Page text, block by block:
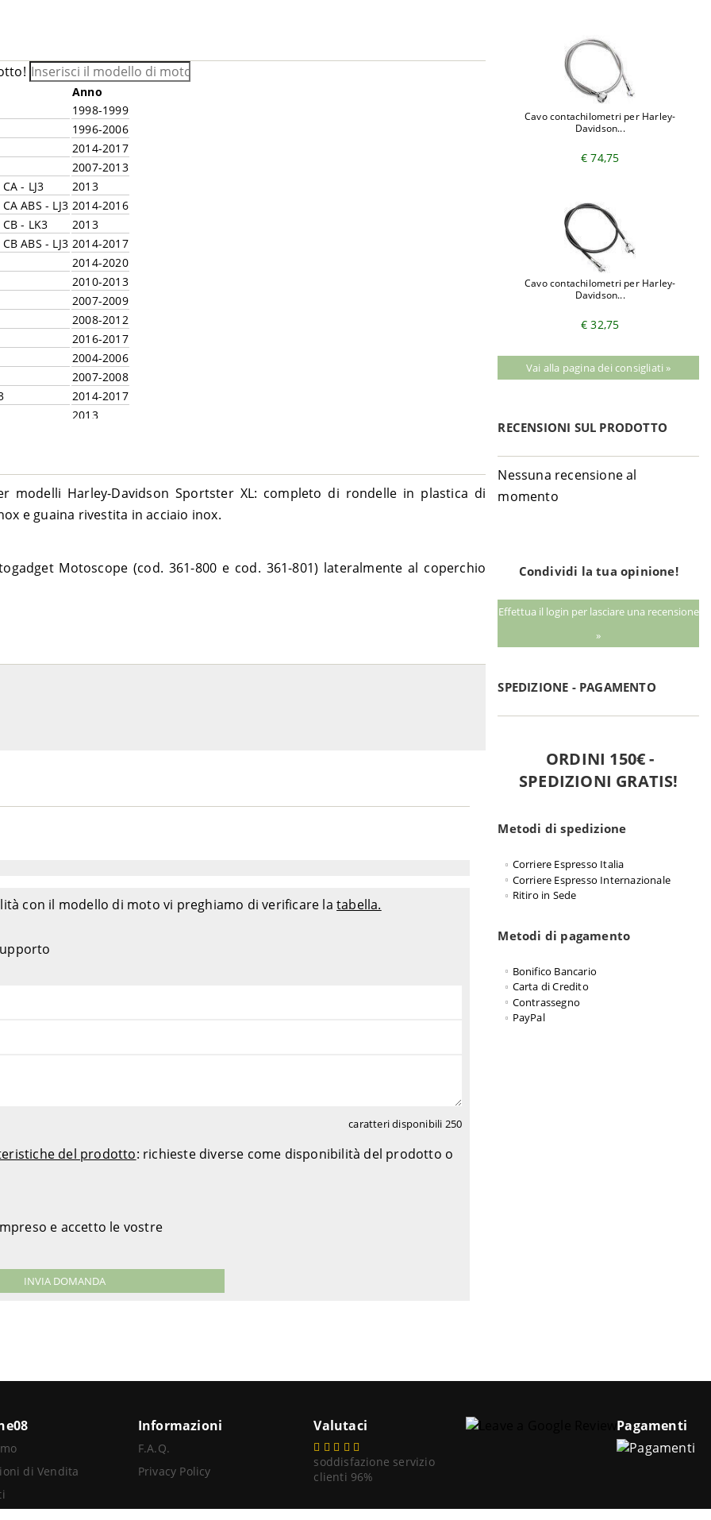
Anno
1998-1999
1996-2006
2014-2017
2007-2013
- LJ3
2013
ABS - LJ3 2014-2016
- LK3
2013
ABS - LJ3 2014-2017
2014-2020
2010-2013
2007-2009
2008-2012
2016-2017
2004-2006
2007-2008
2014-2017
2013
1998-2004
2004-2006
2007-2009
2009-2013
2007-2013
modelli Harley-Davidson Sportster XL: completo di rondelle in plastica di
e guaina rivestita in acciaio inox.
Motoscope (cod. 361-800 e cod. 361-801) lateralmente al coperchio
con il modello di moto vi preghiamo di verificare latabella.
caratteri disponibili 250
del prodotto: richieste diverse come disponibilità del prodotto o
e accetto le vostre
Cavo contachilometri per Harley-
Davidson...
€ 74,75
Cavo contachilometri per Harley-
Davidson...
€ 32,75
Vai alla pagina dei consigliati »
RECENSIONI SUL PRODOTTO
Nessuna recensione al
momento
Condividi la tua opinione!
Effettua il login per lasciare una recensione
»
SPEDIZIONE - PAGAMENTO
ORDINI 150€ -
SPEDIZIONI GRATIS!
Metodi di spedizione
Corriere Espresso Italia
Corriere Espresso Internazionale
Ritiro in Sede
Metodi di pagamento
Bonifico Bancario
Carta di Credito
Contrassegno
PayPal
di Vendita
Informazioni
F.A.Q.
Privacy Policy
Valutaci
soddisfazione servizio
clienti 96%
Pagamenti